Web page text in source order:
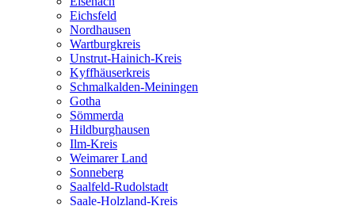
Eichsfeld
Nordhausen
Wartburgkreis
Unstrut-Hainich-Kreis
Kyffhäuserkreis
Schmalkalden-Meiningen
Gotha
Sömmerda
Hildburghausen
Ilm-Kreis
Weimarer Land
Sonneberg
Saalfeld-Rudolstadt
Saale-Holzland-Kreis